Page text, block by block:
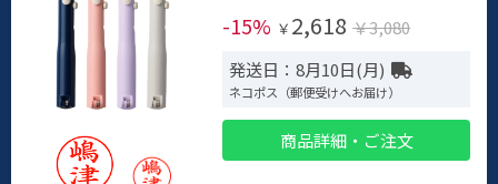
-15% ￥ 2,618 ￥3,080
発送日：8月10日(月)
ネコポス（郵便受けへお届け）
商品詳細・ご注文